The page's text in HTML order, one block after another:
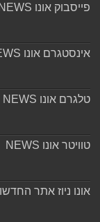
פייסבוק אונו NEWS
אינסטגרם אונו NEWS
טלגרם אונו NEWS
טוויטר אונו NEWS
אונו ניוז אתר